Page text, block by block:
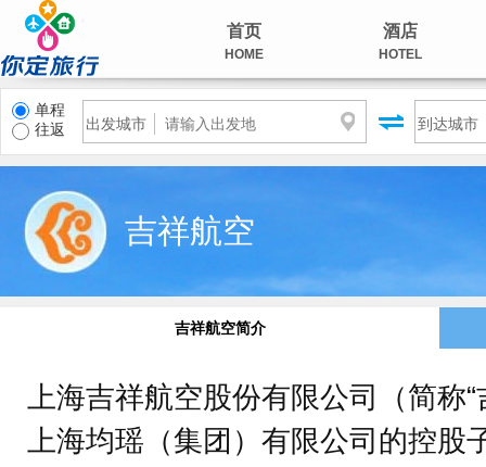
首页
HOME
酒店
HOTEL
单程
往返
出发城市 到达城市
吉祥航空
吉祥航空简介
上海吉祥航空股份有限公司（简称
上海均瑶（集团）有限公司的控股